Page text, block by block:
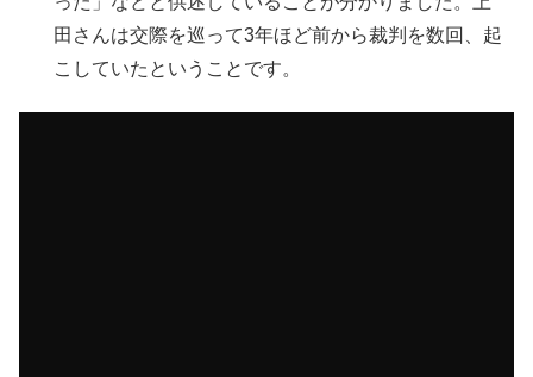
田さんは交際を巡って3年ほど前から裁判を数回、起
こしていたということです。